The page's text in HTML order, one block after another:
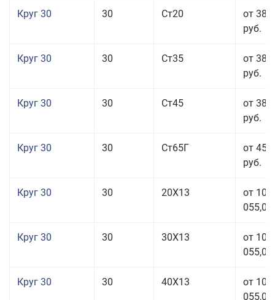
Круг 30 30 Ст20
от 38
руб.
Круг 30 30 Ст35
от 38
руб.
Круг 30 30 Ст45
от 38
руб.
Круг 30 30 Ст65Г
от 45
руб.
Круг 30 30 20Х13
от 101
055,00
Круг 30 30 30Х13
от 101
055,00
Круг 30 30 40Х13
от 101
055,00